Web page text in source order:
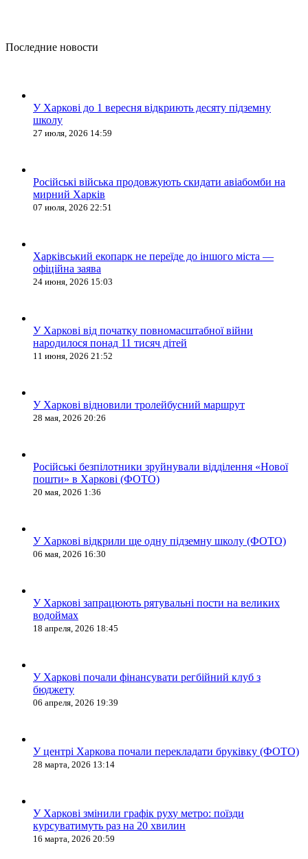
Последние новости
У Харкові до 1 вересня відкриють десяту підземну
школу
27 июля, 2026 14:59
Російські війська продовжують скидати авіабомби на
мирний Харків
07 июля, 2026 22:51
Харківський екопарк не переїде до іншого міста —
офіційна заява
24 июня, 2026 15:03
У Харкові від початку повномасштабної війни
народилося понад 11 тисяч дітей
11 июня, 2026 21:52
У Харкові відновили тролейбусний маршрут
28 мая, 2026 20:26
Російські безпілотники зруйнували відділення «Нової
пошти» в Харкові (ФОТО)
20 мая, 2026 1:36
У Харкові відкрили ще одну підземну школу (ФОТО)
06 мая, 2026 16:30
У Харкові запрацюють рятувальні пости на великих
водоймах
18 апреля, 2026 18:45
У Харкові почали фінансувати регбійний клуб з
бюджету
06 апреля, 2026 19:39
У центрі Харкова почали перекладати бруківку (ФОТО)
28 марта, 2026 13:14
У Харкові змінили графік руху метро: поїзди
курсуватимуть раз на 20 хвилин
16 марта, 2026 20:59